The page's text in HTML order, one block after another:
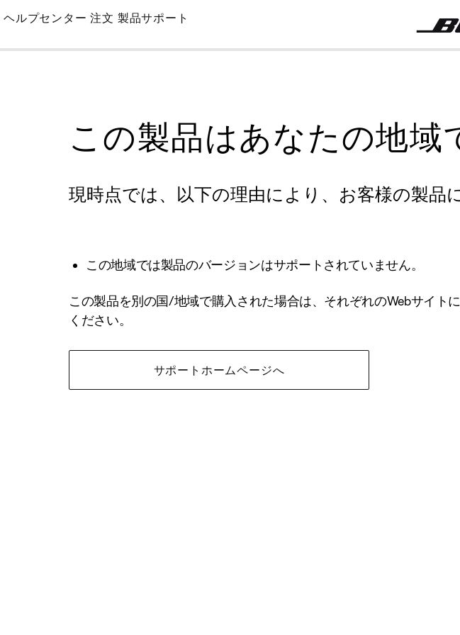
Skip
Main
ヘルプセンター 注文 製品サポート
この製品はあなたの地
現時点では、以下の理由により、お客様の製品
この地域では製品のバージョンはサポートされていません。
この製品を別の国/地域で購入された場合は、それぞれのWebサイ
ください。
サポートホームページへ